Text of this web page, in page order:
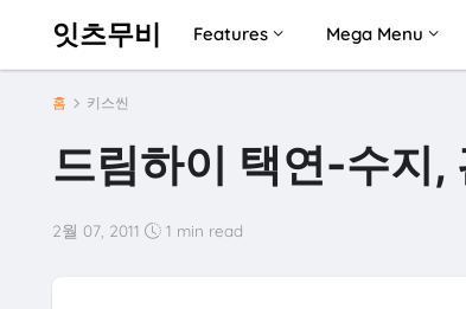
잇츠무비 Features Mega Menu
홈 키스씬
드림하이 택연-수지,
2월 07, 2011 1 min read